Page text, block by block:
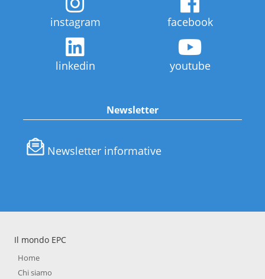
instagram facebook
linkedin youtube
Newsletter
Newsletter informative
Il mondo EPC
Home
Chi siamo